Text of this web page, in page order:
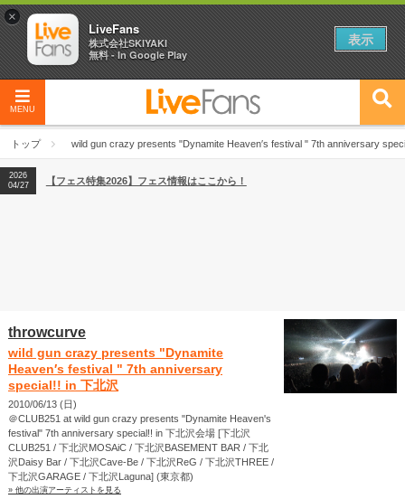
MENU
トップ wild gun crazy presents "Dynamite Heaven′s festival " 7th anniversary
2026
04/27
2026
【ライブ動員ランキング】2026年上半期編発表！
2026
04/27
【フェス特集2026】フェス情報はここから！
throwcurve
wild gun crazy presents "Dynamite
Heaven′s festival " 7th anniversary
special!! in 下北沢
2010/06/13 (日)
＠CLUB251 at wild gun crazy presents "Dynamite Heaven's
festival" 7th anniversary special!! in 下北沢会場 [下北沢
CLUB251 / 下北沢MOSAiC / 下北沢BASEMENT BAR / 下北
沢Daisy Bar / 下北沢Cave-Be / 下北沢ReG / 下北沢THREE /
下北沢GARAGE / 下北沢Laguna] (東京都)
» 他の出演アーティストを見る
×
LiveFans
株式会社SKIYAKI
無料 - In Google Play
表示